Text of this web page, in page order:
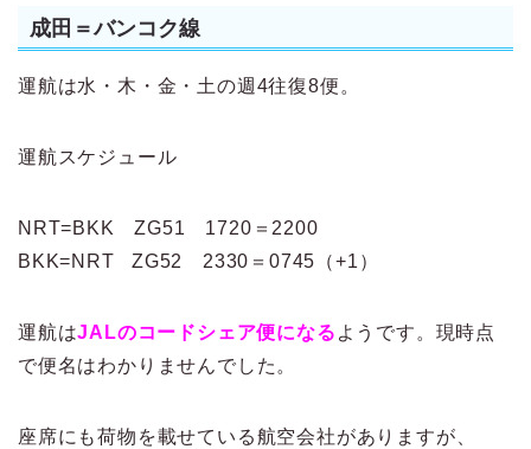
成田＝バンコク線
運航は水・木・金・土の週4往復8便。
運航スケジュール
NRT=BKK ZG51 1720＝2200
BKK=NRT ZG52 2330＝0745（+1）
運航はJALのコードシェア便になる ようです。現時点
で便名はわかりませんでした。
座席にも荷物を載せている航空会社がありますが、